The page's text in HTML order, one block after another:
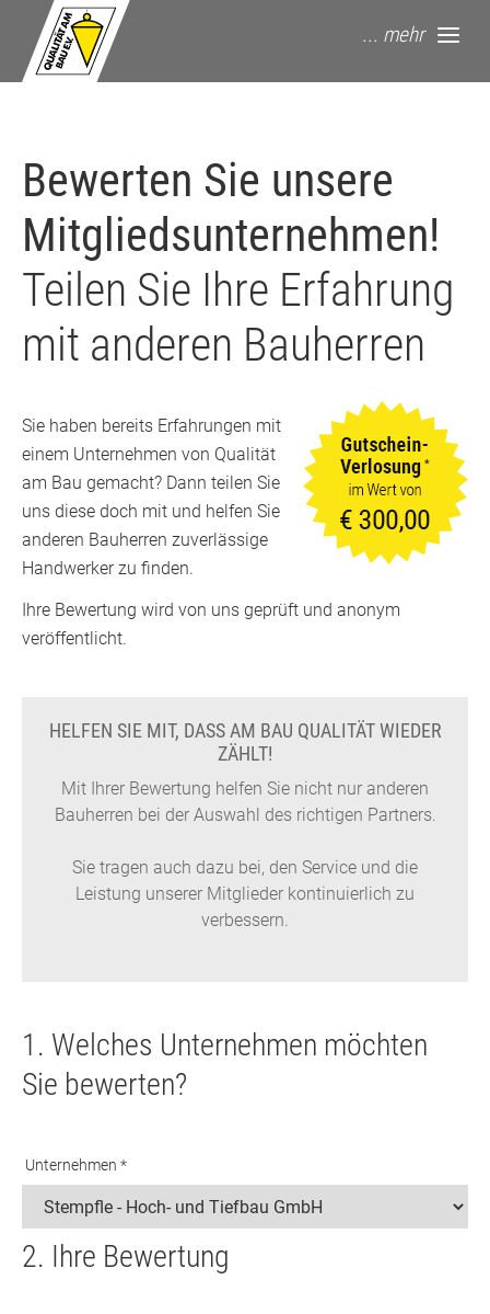
springe zum Hauptinhalt
... mehr
Bewerten Sie unsere
Mitgliedsunternehmen!
Teilen Sie Ihre Erfahrung
mit anderen Bauherren
Sie haben bereits Erfahrungen mit
einem Unternehmen von Qualität
am Bau gemacht? Dann teilen Sie
uns diese doch mit und helfen Sie
anderen Bauherren zuverlässige
Handwerker zu finden.
Ihre Bewertung wird von uns geprüft und anonym
veröffentlicht.
HELFEN SIE MIT, DASS AM BAU QUALITÄT WIEDER
ZÄHLT!
Mit Ihrer Bewertung helfen Sie nicht nur anderen
Bauherren bei der Auswahl des richtigen Partners.
Sie tragen auch dazu bei, den Service und die
Leistung unserer Mitglieder kontinuierlich zu
verbessern.
1. Welches Unternehmen möchten
Sie bewerten?
Unternehmen *
2. Ihre Bewertung